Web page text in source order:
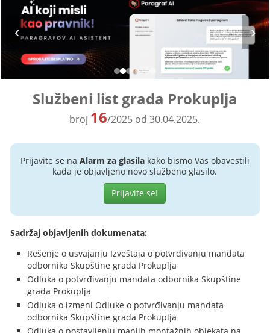
Službeni list grada Prokuplja
broj 16/2025 od 30.04.2025.
Prijavite se na Alarm za glasilakako bismo Vas obavestili
kada je objavljeno novo službeno glasilo.
Prijavite se!
Sadržaj objavljenih dokumenata:
Rešenje o usvajanju Izveštaja o potvrđivanju mandata
odbornika Skupštine grada Prokuplja
Odluka o potvrđivanju mandata odbornika Skupštine
grada Prokuplja
Odluka o izmeni Odluke o potvrđivanju mandata
odbornika Skupštine grada Prokuplja